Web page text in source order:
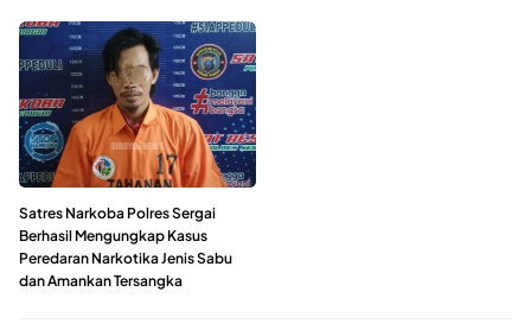
Satres Narkoba Polres Sergai
Berhasil Mengungkap Kasus
Peredaran Narkotika Jenis Sabu
dan Amankan Tersangka